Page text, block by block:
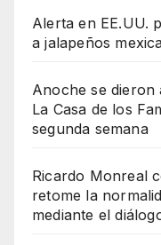
Alerta en EE.UU.
a jalapeños
Anoche se dieron
La Casa de los
segunda semana
Ricardo Monreal
retome la
mediante el